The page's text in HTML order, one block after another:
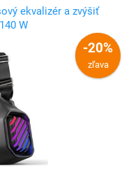
ekvalizér a zvýšiť
W
-20%
zľava